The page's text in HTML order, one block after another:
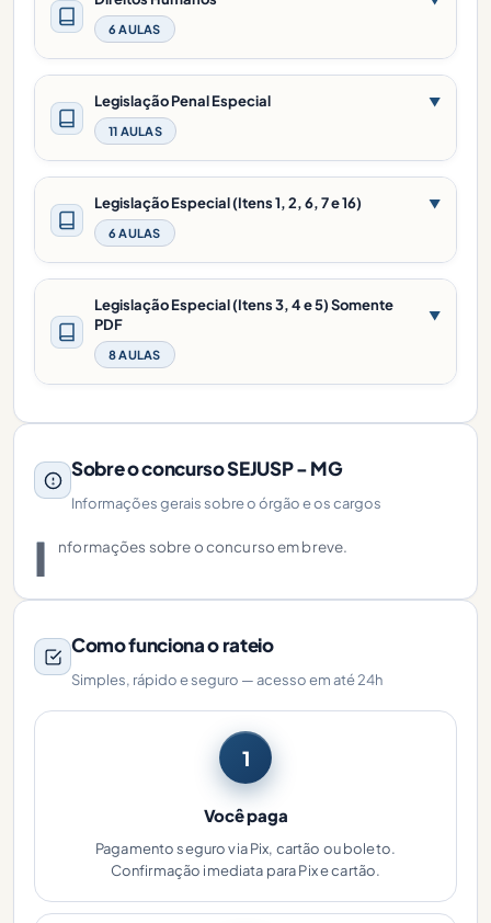
6 AULAS
Legislação Penal Especial
11 AULAS
▼
Legislação Especial (Itens 1, 2, 6, 7 e 16)
6 AULAS
▼
Legislação Especial (Itens 3, 4 e 5) Somente
PDF
8 AULAS
▼
Sobre o concurso SEJUSP - MG
Informações gerais sobre o órgão e os cargos
I nformações sobre o concurso em breve.
Como funciona o rateio
Simples, rápido e seguro — acesso em até 24h
1
Você paga
Pagamento seguro via Pix, cartão ou boleto.
Confirmação imediata para Pix e cartão.